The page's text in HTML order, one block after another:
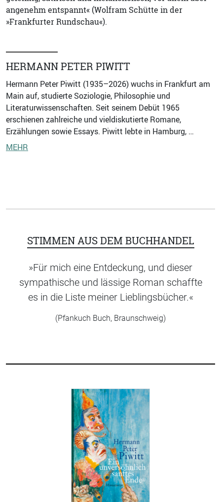
angenehm entspannt« (Wolfram Schütte in der
»Frankfurter Rundschau«).
HERMANN PETER PIWITT
Hermann Peter Piwitt (1935–2026) wuchs in Frankfurt am
Main auf, studierte Soziologie, Philosophie und
Literaturwissenschaften. Seit seinem Debüt 1965
erschienen zahlreiche und vieldiskutierte Romane,
Erzählungen sowie Essays. Piwitt lebte in Hamburg, …
MEHR
STIMMEN AUS DEM BUCHHANDEL
»Für mich eine Entdeckung, und dieser
sympathische und lässige Roman schaffte
es in die Liste meiner Lieblingsbücher.«
(Pfankuch Buch, Braunschweig)